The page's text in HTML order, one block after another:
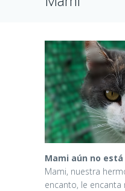
Mami aún no
Mami, nuestra
encanto, le encanta